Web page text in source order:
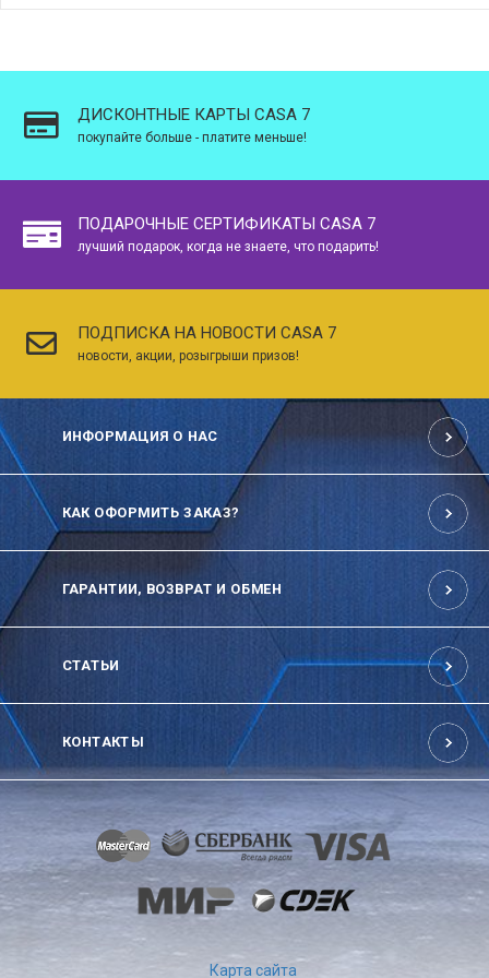
ДИСКОНТНЫЕ КАРТЫ CASA 7
покупайте больше - платите меньше!
ПОДАРОЧНЫЕ СЕРТИФИКАТЫ CASA 7
лучший подарок, когда не знаете, что подарить!
ПОДПИСКА НА НОВОСТИ CASA 7
новости, акции, розыгрыши призов!
ИНФОРМАЦИЯ О НАС
КАК ОФОРМИТЬ ЗАКАЗ?
ГАРАНТИИ, ВОЗВРАТ И ОБМЕН
СТАТЬИ
КОНТАКТЫ
Карта сайта